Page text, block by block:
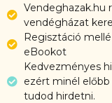
Vendeghazak.hu
vendégházat
Regisztáció
eBookot
Kedvezményes
ezért minél előbb
tudod hirdetni.